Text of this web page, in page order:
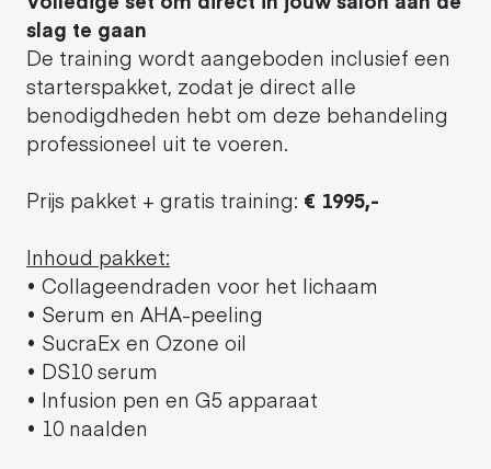
slag te gaan
De training wordt aangeboden inclusief een
starterspakket, zodat je direct alle
benodigdheden hebt om deze behandeling
professioneel uit te voeren.
Prijs pakket + gratis training: € 1995,-
Inhoud pakket:
• Collageendraden voor het lichaam
• Serum en AHA-peeling
• SucraEx en Ozone oil
• DS10 serum
• Infusion pen en G5 apparaat
• 10 naalden